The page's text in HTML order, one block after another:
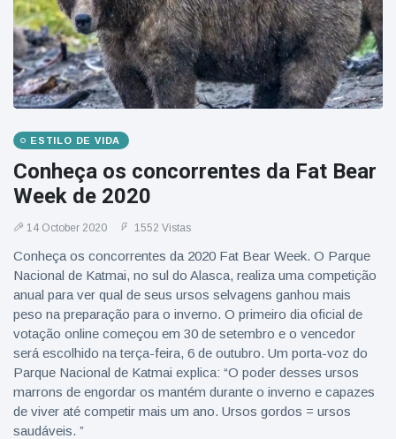
ESTILO DE VIDA
Conheça os concorrentes da Fat Bear
Week de 2020
14 October 2020 1552 Vistas
Conheça os concorrentes da 2020 Fat Bear Week. O Parque
Nacional de Katmai, no sul do Alasca, realiza uma competição
anual para ver qual de seus ursos selvagens ganhou mais
peso na preparação para o inverno. O primeiro dia oficial de
votação online começou em 30 de setembro e o vencedor
será escolhido na terça-feira, 6 de outubro. Um porta-voz do
Parque Nacional de Katmai explica: “O poder desses ursos
marrons de engordar os mantém durante o inverno e capazes
de viver até competir mais um ano. Ursos gordos = ursos
saudáveis. ”